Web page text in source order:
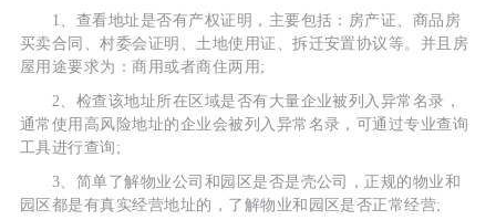
1、查看地址是否有产权证明，主要包括：房产证、商品房
买卖合同、村委会证明、土地使用证、拆迁安置协议等。并且房
屋用途要求为：商用或者商住两用;
2、检查该地址所在区域是否有大量企业被列入异常名录，
通常使用高风险地址的企业会被列入异常名录，可通过专业查询
工具进行查询;
3、简单了解物业公司和园区是否是壳公司，正规的物业和
园区都是有真实经营地址的，了解物业和园区是否正常经营;